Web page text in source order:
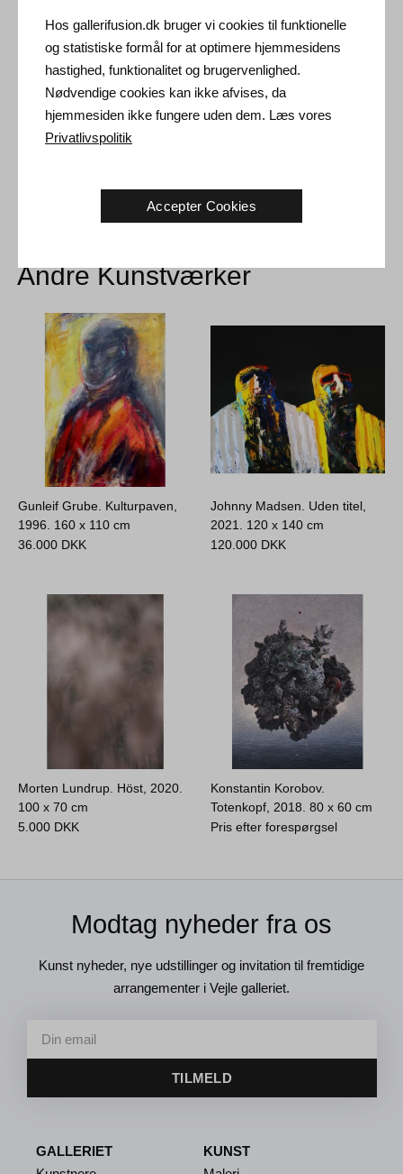
Leveringstid: 7-14 hverdage inden for Danmark. Maleriet
sendes fra Holland.
Forsendelse: Salgsprisen er inklusiv levering. Læs
handelsbetingelser
Håndtering: Sendes sikkert og forsikret. Mere information
kontakt os
Andre Kunstværker
Gunleif Grube. Kulturpaven,
1996. 160 x 110 cm
36.000 DKK
Johnny Madsen. Uden titel,
2021. 120 x 140 cm
120.000 DKK
Morten Lundrup. Höst, 2020.
100 x 70 cm
5.000 DKK
Konstantin Korobov.
Totenkopf, 2018.80 x 60 cm
Pris efter forespørgsel
Modtag nyheder fra os
Kunst nyheder, nye udstillinger og invitation til fremtidige
arrangementer i Vejle galleriet.
TILMELD
GALLERIET
KUNST
Hos gallerifusion.dk bruger vi cookies til funktionelle
og statistiske formål for at optimere hjemmesidens
hastighed, funktionalitet og brugervenlighed.
Nødvendige cookies kan ikke afvises, da
hjemmesiden ikke fungere uden dem. Læs vores
Privatlivspolitik
Accepter Cookies